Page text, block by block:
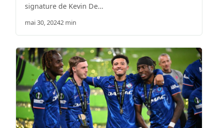
signature de Kevin De…
mai 30, 20242 min